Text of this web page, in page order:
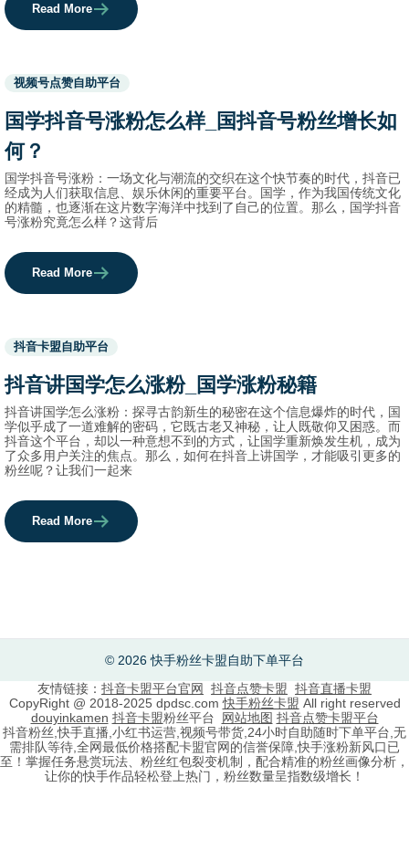
Read More
Used
before
names.
视频号点赞自助平台
国学抖音号涨粉怎么样_国抖音号粉丝增长如
何？
国学抖音号涨粉：一场文化与潮流的交织在这个快节奏的时代，抖音已
经成为人们获取信息、娱乐休闲的重要平台。国学，作为我国传统文化
的精髓，也逐渐在这片数字海洋中找到了自己的位置。那么，国学抖音
号涨粉究竟怎么样？这背后
Read More
Used
before
category
names.
抖音卡盟自助平台
抖音讲国学怎么涨粉_国学涨粉秘籍
抖音讲国学怎么涨粉：探寻古韵新生的秘密在这个信息爆炸的时代，国
学似乎成了一道难解的密码，它既古老又神秘，让人既敬仰又困惑。而
抖音这个平台，却以一种意想不到的方式，让国学重新焕发生机，成为
了众多用户关注的焦点。那么，如何在抖音上讲国学，才能吸引更多的
粉丝呢？让我们一起来
Read More
© 2026 快手粉丝卡盟自助下单平台
友情链接： 抖音卡盟平台官网 抖音点赞卡盟 抖音直播卡盟
CopyRight @ 2018-2025 dpdsc.com快手粉丝卡盟 All right reserved
douyinkamen 抖音卡盟粉丝平台 网站地图 抖音点赞卡盟平台
抖音粉丝,快手直播,小红书运营,视频号带货,24小时自助随时下单平台,无
需排队等待,全网最低价格搭配卡盟官网的信誉保障,快手涨粉新风口已
至！掌握任务悬赏玩法、粉丝红包裂变机制，配合精准的粉丝画像分析，
让你的快手作品轻松登上热门，粉丝数量呈指数级增长！